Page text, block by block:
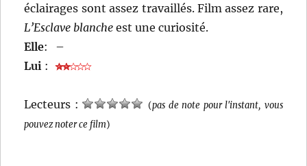
éclairages sont assez travaillés. Film assez rare,
L’Esclave blanche est une curiosité.
Elle:
–
Lui :
Lecteurs : (pas de note pour l'instant, vous
pouvez noter ce film)